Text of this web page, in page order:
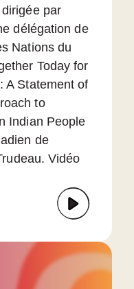
par
délégation de
Nations du
Today for
A Statement of
to
Indian People
de
Vidéo